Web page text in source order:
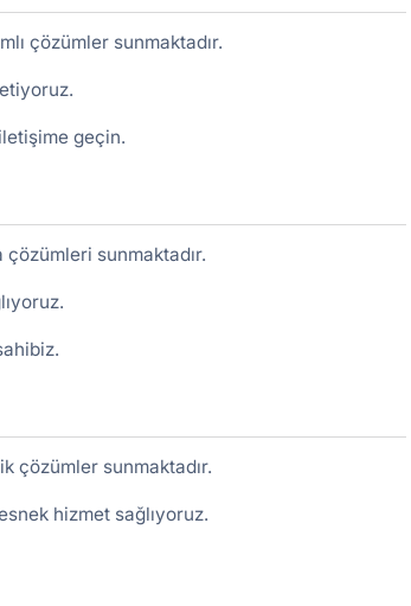
çözümler sunmaktadır.
geçin.
sunmaktadır.
çözümler sunmaktadır.
hizmet sağlıyoruz.